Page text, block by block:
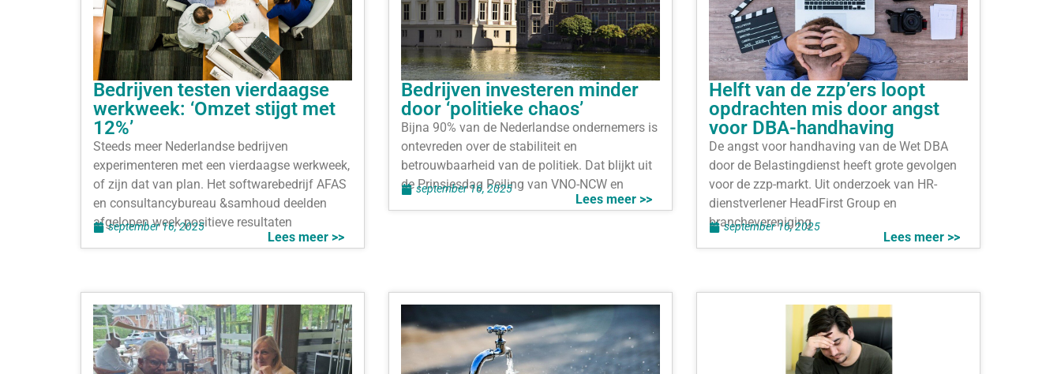
Bedrijven testen vierdaagse
werkweek: ‘Omzet stijgt met
12%’
Steeds meer Nederlandse bedrijven
experimenteren met een vierdaagse werkweek,
of zijn dat van plan. Het softwarebedrijf AFAS
en consultancybureau &samhoud deelden
afgelopen week positieve resultaten
Lees meer >>
september 16, 2025
Bedrijven investeren minder
door ‘politieke chaos’
Bijna 90% van de Nederlandse ondernemers is
ontevreden over de stabiliteit en
betrouwbaarheid van de politiek. Dat blijkt uit
de Prinsjesdag Peiling van VNO-NCW en
Lees meer >>
september 16, 2025
Helft van de zzp’ers loopt
opdrachten mis door angst
voor DBA-handhaving
De angst voor handhaving van de Wet DBA
door de Belastingdienst heeft grote gevolgen
voor de zzp-markt. Uit onderzoek van HR-
dienstverlener HeadFirst Group en
branchevereniging
Lees meer >>
september 16, 2025